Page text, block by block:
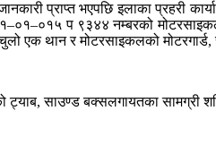
प्राप्त भएपछि इलाका प्रहरी
प ९३४४ नम्बरको
एक थान र मोटरसाइकलको
साउण्ड बक्सलगायतका सामग्री